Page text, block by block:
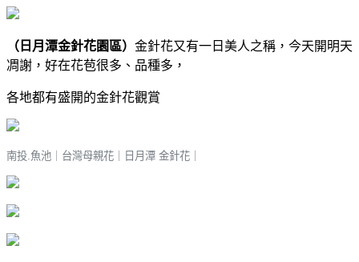
（日月潭金針花園區） 金針花又有一日美人之稱，今天開明天
凋謝，好在花苞很多、品種多，
各地都有盛開的金針花觀賞
南投.魚池｜台灣母親花 日月潭 金針花